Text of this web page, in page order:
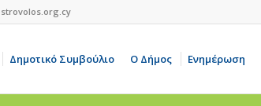
Δημοτικό Συμβούλιο Ο Δήμος Ενημέρωση